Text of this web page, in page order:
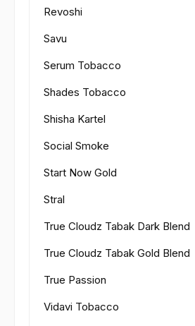
Revoshi
Savu
Serum Tobacco
Shades Tobacco
Shisha Kartel
Social Smoke
Start Now Gold
Stral
True Cloudz Tabak Dark Blend
True Cloudz Tabak Gold Blend
True Passion
Vidavi Tobacco